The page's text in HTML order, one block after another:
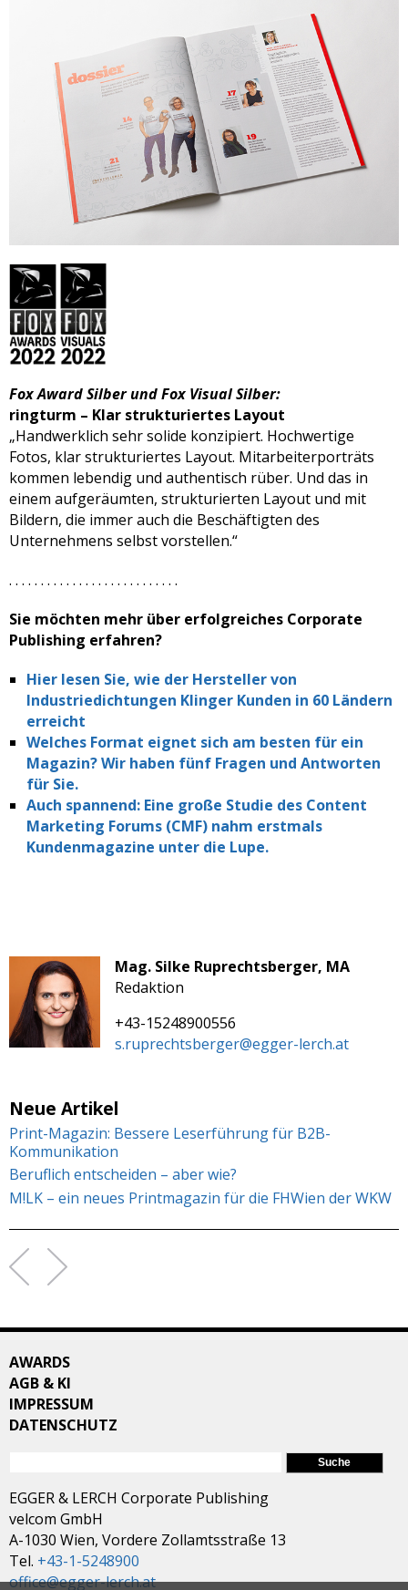
Fox Award Silber und Fox Visual Silber:
ringturm – Klar strukturiertes Layout
„Handwerklich sehr solide konzipiert. Hochwertige
Fotos, klar strukturiertes Layout. Mitarbeiterporträts
kommen lebendig und authentisch rüber. Und das in
einem aufgeräumten, strukturierten Layout und mit
Bildern, die immer auch die Beschäftigten des
Unternehmens selbst vorstellen.“
. . . . . . . . . . . . . . . . . . . . . . . . . . .
Sie möchten mehr über erfolgreiches Corporate
Publishing erfahren?
Hier lesen Sie, wie der Hersteller von
Industriedichtungen Klinger Kunden in 60 Ländern
erreicht
Welches Format eignet sich am besten für ein
Magazin? Wir haben fünf Fragen und Antworten
für Sie.
Auch spannend: Eine große Studie des Content
Marketing Forums (CMF) nahm erstmals
Kundenmagazine unter die Lupe.
Mag. Silke Ruprechtsberger, MA
Redaktion
+43-15248900556
s.ruprechtsberger@egger-lerch.at
Neue Artikel
Print-Magazin: Bessere Leserführung für B2B-
Kommunikation
Beruflich entscheiden – aber wie?
M!LK – ein neues Printmagazin für die FHWien der WKW
AWARDS
AGB & KI
IMPRESSUM
DATENSCHUTZ
EGGER & LERCH Corporate Publishing
velcom GmbH
A-1030 Wien, Vordere Zollamtsstraße 13
Tel. +43-1-5248900
office@egger-lerch.at